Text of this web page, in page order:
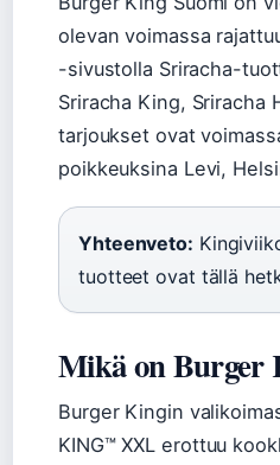
olevan voimassa
-sivustolla Sriracha-
Sriracha King, Sriracha
tarjoukset ovat
poikkeuksina Levi,
Yhteenveto:
tuotteet ovat tällä
Mikä on Burger
Burger Kingin
KING™ XXL erottuu